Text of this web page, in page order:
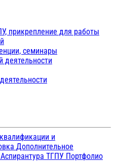
прикрепление для работы
семинары
деятельности
и
Дополнительное
Аспирантура ТГПУ Портфолио